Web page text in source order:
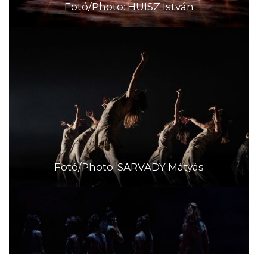
Fotó/Photo: HUISZ István
Fotó/Photo: SARVADY Mátyás